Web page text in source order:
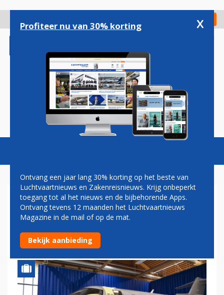
gaan
Check in
Magazine Podcasts Vacatures
PILATUS LEVERT
HONDERDSTE PC-24
ZAKENJET
Profiteer nu van 30% korting x
Ontvang een jaar lang 30% korting op het beste van
Luchtvaartnieuws en Zakenreisnieuws. Krijg onbeperkt
toegang tot al het nieuws en de bijbehorende Apps.
Ontvang tevens 12 maanden het Luchtvaartnieuws
Magazine in de mail of op de mat.
Bekijk aanbieding